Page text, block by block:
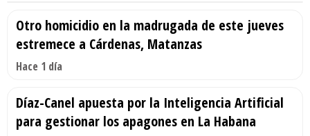
Otro homicidio en la madrugada de este jueves
estremece a Cárdenas, Matanzas
Hace 1 día
Díaz-Canel apuesta por la Inteligencia Artificial
para gestionar los apagones en La Habana